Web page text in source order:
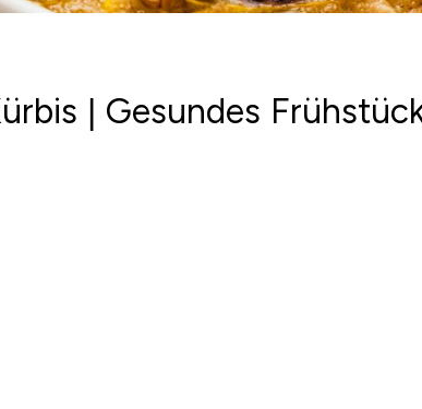
| Gesundes